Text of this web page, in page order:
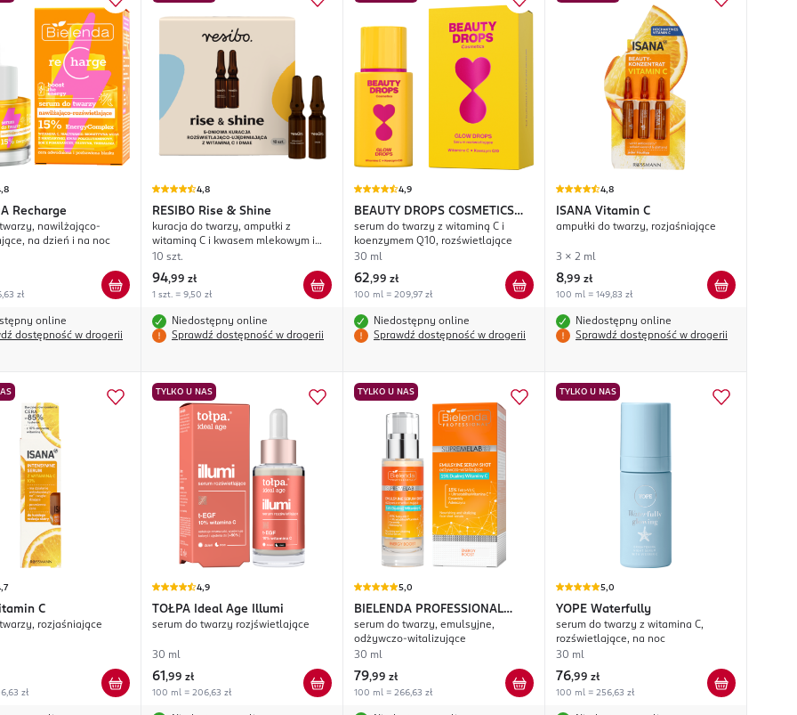
Recharge
nawilżająco-
na dzień i na noc
zł
online
dostępność w drogerii
4,8
RESIBO Rise & Shine
kuracja do twarzy, ampułki z
witaminą C i kwasem mlekowym i
DMAE
10 szt.
94,99 zł
1 szt. = 9,50 zł
Niedostępny online
Sprawdź dostępność w drogerii
4,9
BEAUTY DROPS COSMETICS
Glow Drops
serum do twarzy z witaminą C i
koenzymem Q10, rozświetlające
30 ml
62,99 zł
100 ml = 209,97 zł
Niedostępny online
Sprawdź dostępność w drogerii
4,8
ISANA Vitamin C
ampułki do twarzy, rozjaśniające
3 x 2 ml
8,99 zł
100 ml = 149,83 zł
Niedostępny online
Sprawdź dostępność w drogerii
C
rozjaśniające
zł
TYLKO U NAS
4,9
TOŁPA Ideal Age Illumi
serum do twarzy rozjświetlające
30 ml
61 ,99 zł
100 ml = 206,63 zł
TYLKO U NAS
5,0
BIELENDA PROFESSIONAL
SupremeLab Energy Boost
serum do twarzy, emulsyjne,
odżywczo-witalizujące
30 ml
79,99 zł
100 ml = 266,63 zł
TYLKO U NAS
5,0
YOPE Waterfully
serum do twarzy z witamina C,
rozświetlające, na noc
30 ml
76,99 zł
100 ml = 256,63 zł